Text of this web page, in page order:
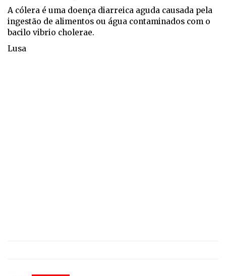
A cólera é uma doença diarreica aguda causada pela
ingestão de alimentos ou água contaminados com o
bacilo vibrio cholerae.
Lusa